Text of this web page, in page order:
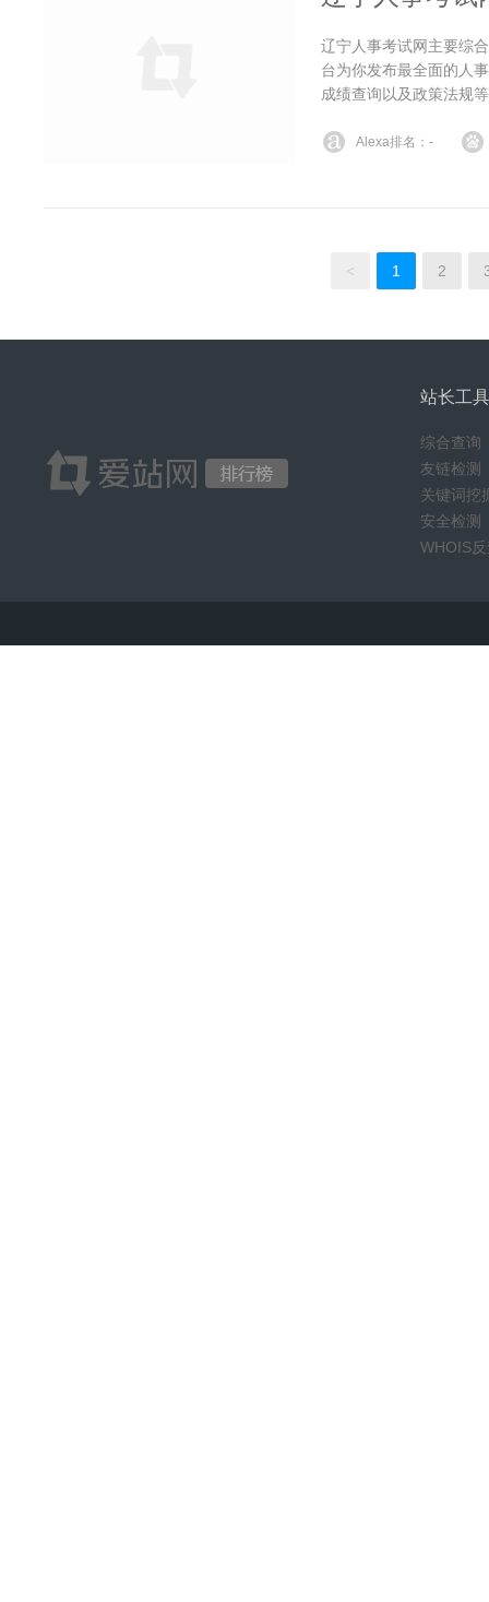
辽宁人事考试网主要综
台为你发布最全面的人
成绩查询以及政策法规
Alexa排名：-
< 1 2
站长工具
综合查询
友链检测
关键词挖
安全检测
WHOIS